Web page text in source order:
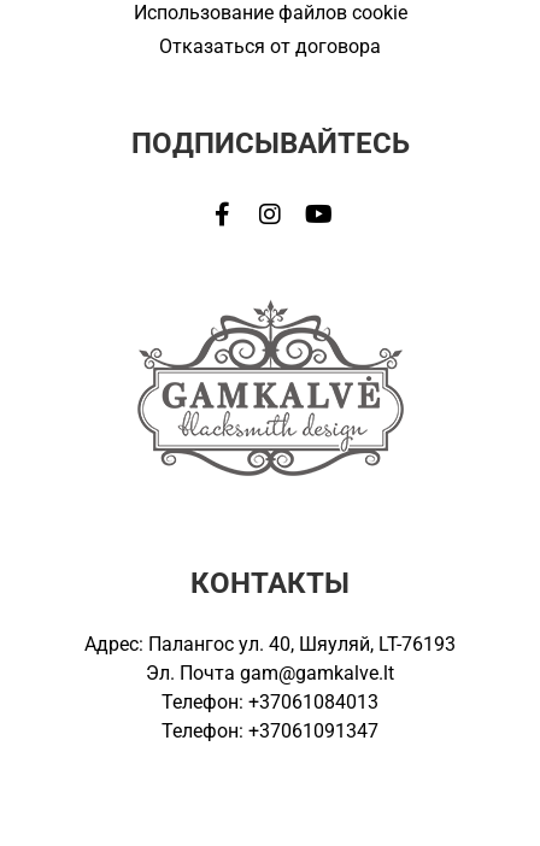
Использование файлов cookie
Отказаться от договора
ПОДПИСЫВАЙТЕСЬ
КОНТАКТЫ
Адрес: Палангос ул. 40, Шяуляй, LT-76193
Эл. Почта gam@gamkalve.lt
Телефон: +37061084013
Телефон: +37061091347